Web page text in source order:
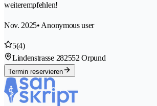
weiterempfehlen!
Nov. 2025• Anonymous user
5(4)
Lindenstrasse 282552 Orpund
Termin reservieren